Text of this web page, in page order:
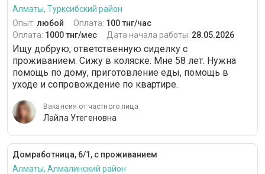
Алматы, Турксибский район
Опыт: любой Оплата: 100 тнг/час
Оплата: 1000 тнг/мес Дата начала работы: 28.05.2026
Ищу добрую, ответственную сиделку с
проживанием. Сижу в коляске. Мне 58 лет. Нужна
помощь по дому, приготовление еды, помощь в
уходе и сопровождение по квартире.
Вакансия от частного лица
Лайла Утегеновна
Домработница, 6/1, с проживанием
Алматы, Алмалинский район